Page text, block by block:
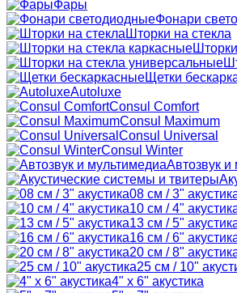
Фары
Фонари
Шторки на стекла
Щетки
Autoluxe
Consul Comfort
Consul Maximum
Consul Universal
Consul Winter
Автозвук и
08 см / 3"
10 см / 4"
13 см / 5"
16 см / 6"
20 см / 8"
25 см / 10"
4" x 6" акустика